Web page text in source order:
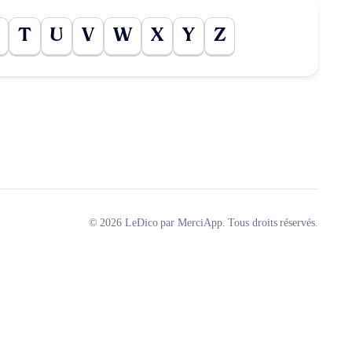
T U V W X Y Z
© 2026 LeDico par MerciApp. Tous droits réservés.